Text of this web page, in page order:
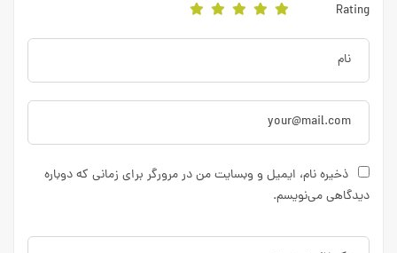
Rating
ذخیره نام، ایمیل و وبسایت من در مرورگر برای زمانی که دوباره
دیدگاهی می‌نویسم.